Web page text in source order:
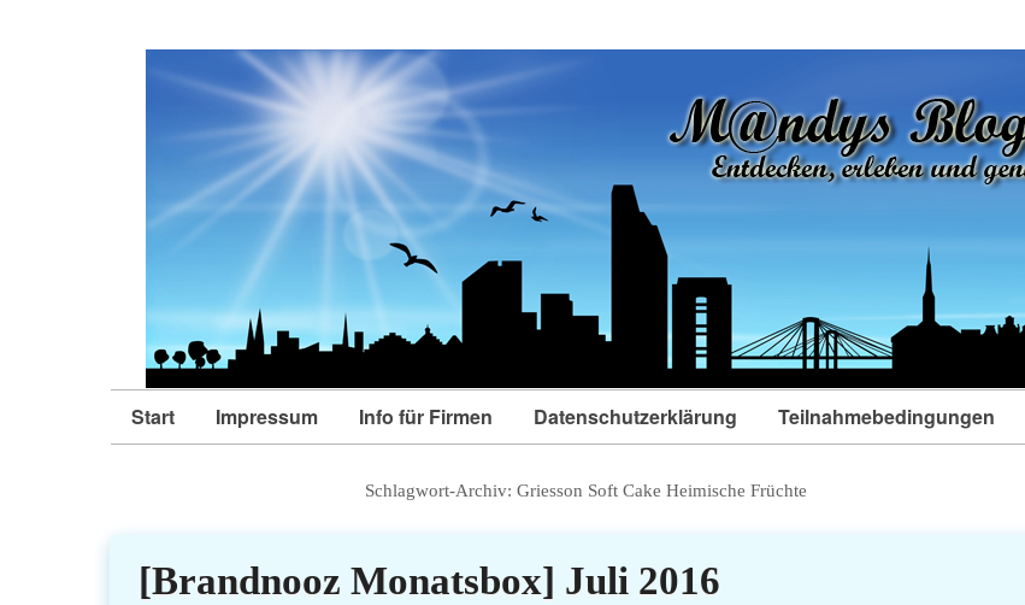
Start Impressum Info für Firmen Datenschutzerklärung Teilnahmebedingungen
Schlagwort-Archiv: Griesson Soft Cake Heimische Früchte
[Brandnooz Monatsbox] Juli 2016